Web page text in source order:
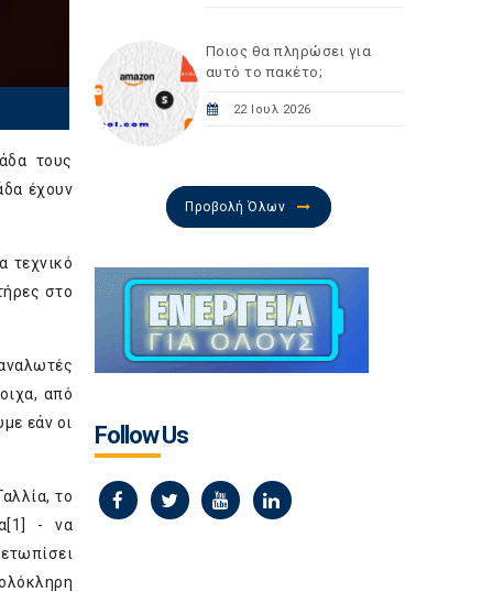
τους
έχουν
τεχνικό
στο
από
εάν οι
το
[1]
- να
Ποιος θα πληρώσει για
αυτό το πακέτο;
22 Ιουλ 2026
Προβολή Όλων
Follow Us